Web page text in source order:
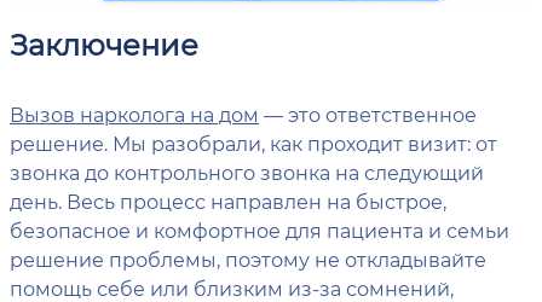
Заключение
Вызов нарколога на дом — это ответственное
решение. Мы разобрали, как проходит визит: от
звонка до контрольного звонка на следующий
день. Весь процесс направлен на быстрое,
безопасное и комфортное для пациента и семьи
решение проблемы, поэтому не откладывайте
помощь себе или близким из-за сомнений,